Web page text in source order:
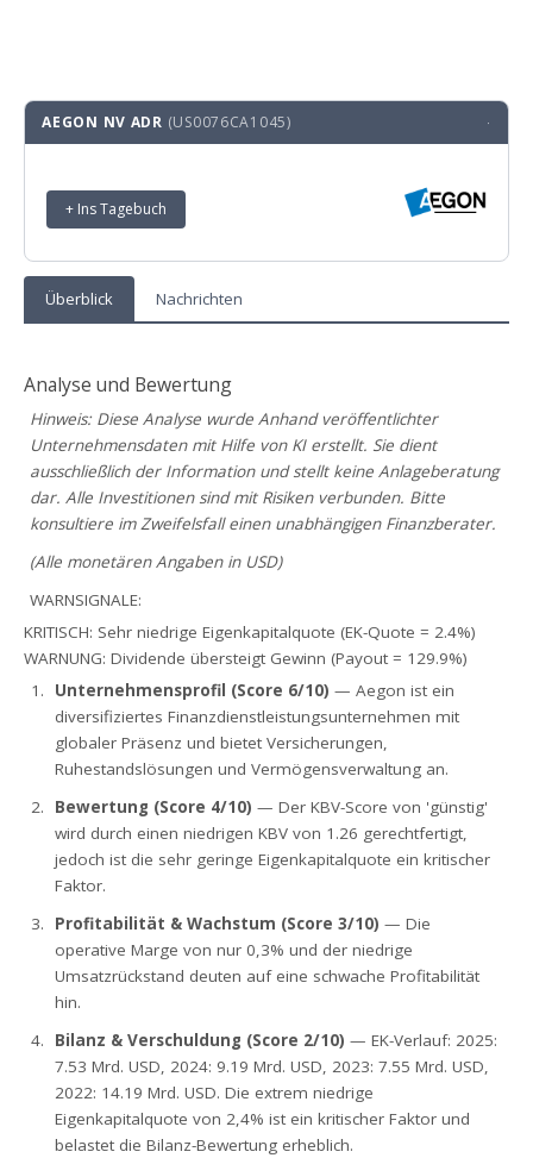
AEGON NV ADR (US0076CA1045) ·
+ Ins Tagebuch
Überblick Nachrichten
Analyse und Bewertung
Hinweis: Diese Analyse wurde Anhand veröffentlichter
Unternehmensdaten mit Hilfe von KI erstellt. Sie dient
ausschließlich der Information und stellt keine Anlageberatung
dar. Alle Investitionen sind mit Risiken verbunden. Bitte
konsultiere im Zweifelsfall einen unabhängigen Finanzberater.
(Alle monetären Angaben in USD)
WARNSIGNALE:
KRITISCH: Sehr niedrige Eigenkapitalquote (EK-Quote = 2.4%)
WARNUNG: Dividende übersteigt Gewinn (Payout = 129.9%)
Unternehmensprofil (Score 6/10) — Aegon ist ein
diversifiziertes Finanzdienstleistungsunternehmen mit
globaler Präsenz und bietet Versicherungen,
Ruhestandslösungen und Vermögensverwaltung an.
Bewertung (Score 4/10) — Der KBV-Score von 'günstig'
wird durch einen niedrigen KBV von 1.26 gerechtfertigt,
jedoch ist die sehr geringe Eigenkapitalquote ein kritischer
Faktor.
Profitabilität & Wachstum (Score 3/10) — Die
operative Marge von nur 0,3% und der niedrige
Umsatzrückstand deuten auf eine schwache Profitabilität
hin.
Bilanz & Verschuldung (Score 2/10) — EK-Verlauf: 2025:
7.53 Mrd. USD, 2024: 9.19 Mrd. USD, 2023: 7.55 Mrd. USD,
2022: 14.19 Mrd. USD. Die extrem niedrige
Eigenkapitalquote von 2,4% ist ein kritischer Faktor und
belastet die Bilanz-Bewertung erheblich.